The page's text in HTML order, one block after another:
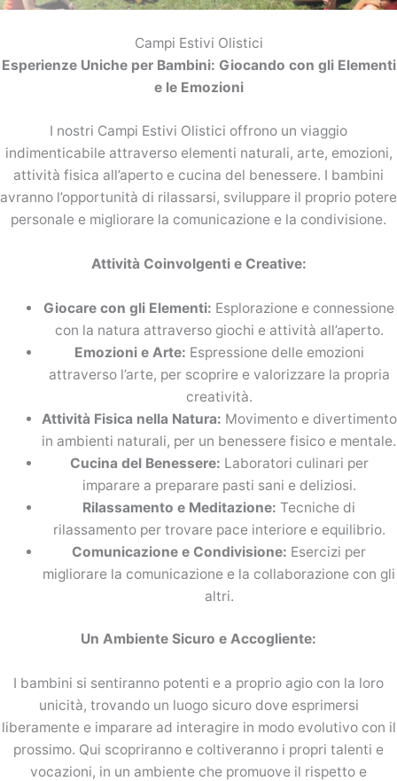
Campi Estivi Olistici
Esperienze Uniche per Bambini: Giocando con gli Elementi
e le Emozioni
I nostri Campi Estivi Olistici offrono un viaggio
indimenticabile attraverso elementi naturali, arte, emozioni,
attività fisica all’aperto e cucina del benessere. I bambini
avranno l’opportunità di rilassarsi, sviluppare il proprio potere
personale e migliorare la comunicazione e la condivisione.
Attività Coinvolgenti e Creative:
Giocare con gli Elementi: Esplorazione e connessione
con la natura attraverso giochi e attività all’aperto.
Emozioni e Arte: Espressione delle emozioni
attraverso l’arte, per scoprire e valorizzare la propria
creatività.
Attività Fisica nella Natura: Movimento e divertimento
in ambienti naturali, per un benessere fisico e mentale.
Cucina del Benessere: Laboratori culinari per
imparare a preparare pasti sani e deliziosi.
Rilassamento e Meditazione: Tecniche di
rilassamento per trovare pace interiore e equilibrio.
Comunicazione e Condivisione: Esercizi per
migliorare la comunicazione e la collaborazione con gli
altri.
Un Ambiente Sicuro e Accogliente:
I bambini si sentiranno potenti e a proprio agio con la loro
unicità, trovando un luogo sicuro dove esprimersi
liberamente e imparare ad interagire in modo evolutivo con il
prossimo. Qui scopriranno e coltiveranno i propri talenti e
vocazioni, in un ambiente che promuove il rispetto e